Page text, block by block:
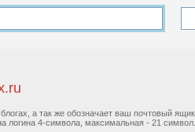
а так же обозначает ваш почтовый
логина 4-символа, максимальная - 21 символ.